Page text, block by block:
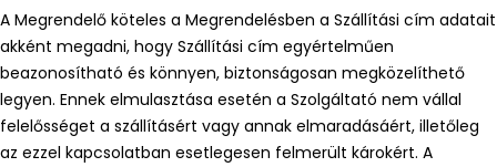
A Megrendelő köteles a Megrendelésben a Szállítási cím adatait
akként megadni, hogy Szállítási cím egyértelműen
beazonosítható és könnyen, biztonságosan megközelíthető
legyen. Ennek elmulasztása esetén a Szolgáltató nem vállal
felelősséget a szállításért vagy annak elmaradásáért, illetőleg
az ezzel kapcsolatban esetlegesen felmerült károkért. A